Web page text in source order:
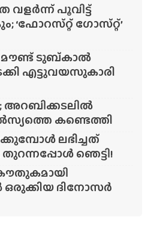
പൂവിട്ട്
‘ഫോറസ്‌റ്റ്‌ ഗോസ്‌റ്റ്’
മൗണ്ട് ടുബ്‌കാൽ
എട്ടുവയസുകാരി
അറബിക്കടലിൽ
കണ്ടെത്തി
ലഭിച്ചത്
തുറന്നപ്പോൾ ഞെട്ടി!
ദിനോസർ